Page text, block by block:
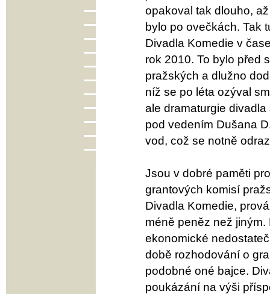
opakoval tak dlouho,
bylo po ovečkách. Tak
Divadla Komedie v
rok 2010. To bylo před
pražských a dlužno
níž se po léta ozýval
ale dramaturgie
pod vedením Dušana
vod, což se notně
Jsou v dobré paměti
grantových komisí
Divadla Komedie,
méně peněz než
ekonomické
době rozhodování o
podobné oné bajce.
poukázání na výši